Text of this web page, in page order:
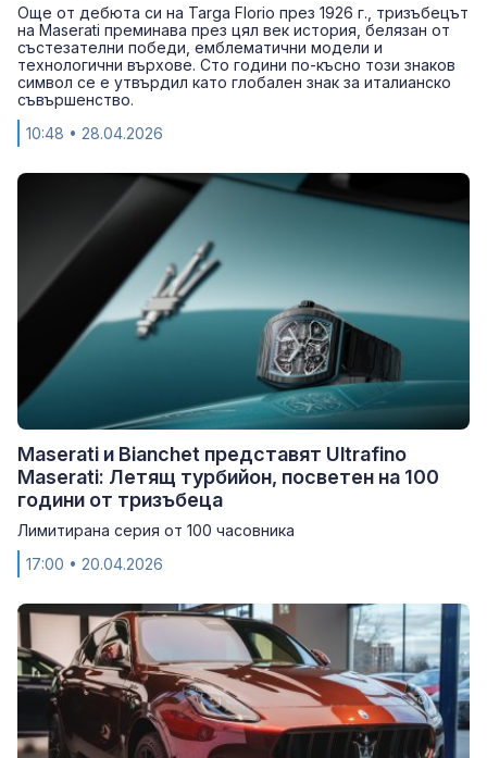
Още от дебюта си на Targa Florio през 1926 г., тризъбецът
на Maserati преминава през цял век история, белязан от
състезателни победи, емблематични модели и
технологични върхове. Сто години по-късно този знаков
символ се е утвърдил като глобален знак за италианско
съвършенство.
10:48 • 28.04.2026
Maserati и Bianchet представят Ultrafino
Maserati: Летящ турбийон, посветен на 100
години от тризъбеца
Лимитирана серия от 100 часовника
17:00 • 20.04.2026